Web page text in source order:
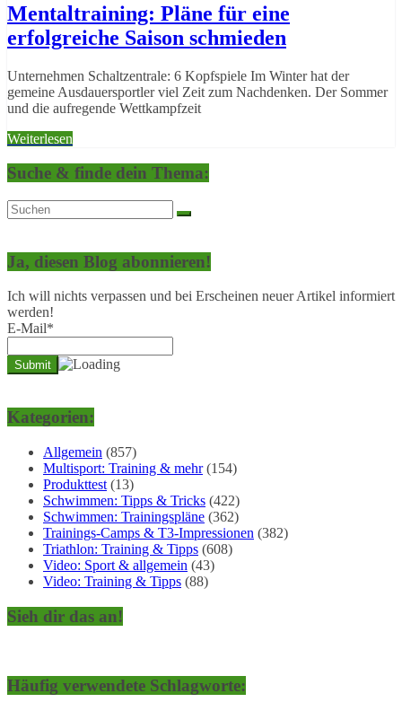
Mentaltraining: Pläne für eine
erfolgreiche Saison schmieden
Unternehmen Schaltzentrale: 6 Kopfspiele Im Winter hat der
gemeine Ausdauersportler viel Zeit zum Nachdenken. Der Sommer
und die aufregende Wettkampfzeit
Weiterlesen
Suche & finde dein Thema:
Ja, diesen Blog abonnieren!
Ich will nichts verpassen und bei Erscheinen neuer Artikel informiert
werden!
E-Mail*
Kategorien:
Allgemein (857)
Multisport: Training & mehr(154)
Produkttest (13)
Schwimmen: Tipps & Tricks (422)
Schwimmen: Trainingspläne (362)
Trainings-Camps & T3-Impressionen (382)
Triathlon: Training & Tipps (608)
Video: Sport & allgemein (43)
Video: Training & Tipps (88)
Sieh dir das an!
Häufig verwendete Schlagworte: